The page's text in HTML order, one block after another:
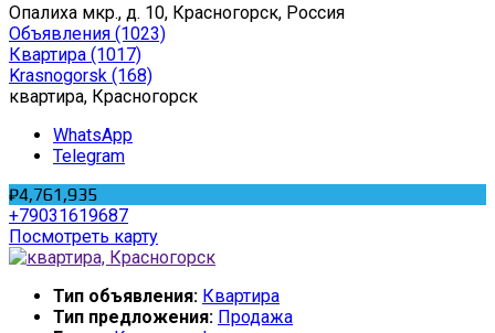
Опалиха мкр., д. 10, Красногорск, Россия
Объявления (1023)
Квартира (1017)
Krasnogorsk (168)
квартира, Красногорск
WhatsApp
Telegram
₽4,761,935
+79031619687
Посмотреть карту
Тип объявления: Квартира
Тип предложения: Продажа